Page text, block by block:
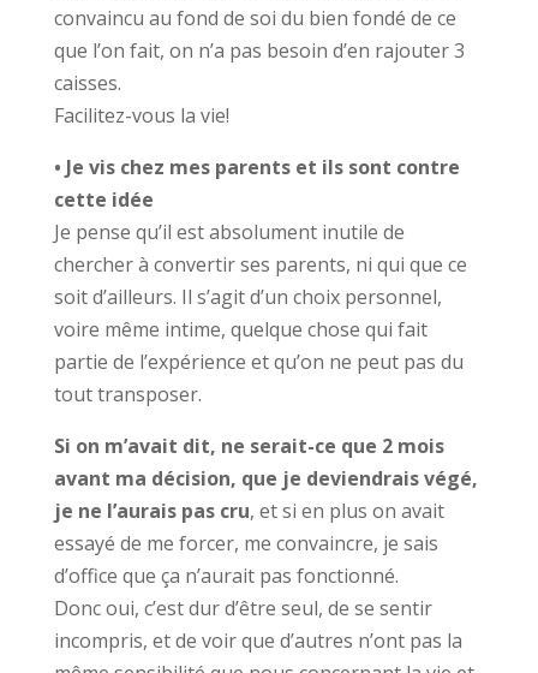
convaincu au fond de soi du bien fondé de ce
que l’on fait, on n’a pas besoin d’en rajouter 3
caisses.
Facilitez-vous la vie!
• Je vis chez mes parents et ils sont contre
cette idée
Je pense qu’il est absolument inutile de
chercher à convertir ses parents, ni qui que ce
soit d’ailleurs. Il s’agit d’un choix personnel,
voire même intime, quelque chose qui fait
partie de l’expérience et qu’on ne peut pas du
tout transposer.
Si on m’avait dit, ne serait-ce que 2 mois
avant ma décision, que je deviendrais végé,
je ne l’aurais pas cru, et si en plus on avait
essayé de me forcer, me convaincre, je sais
d’office que ça n’aurait pas fonctionné.
Donc oui, c’est dur d’être seul, de se sentir
incompris, et de voir que d’autres n’ont pas la